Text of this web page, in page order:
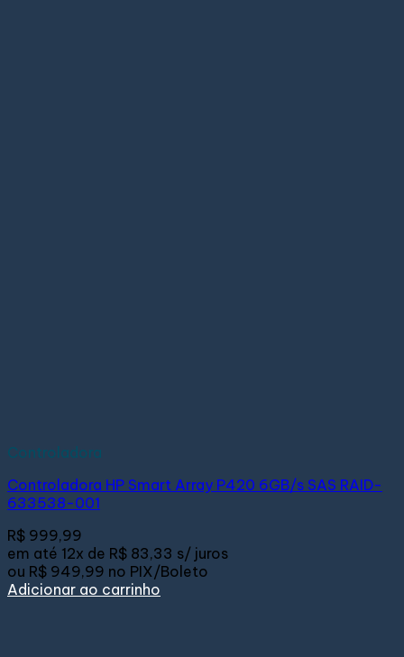
Controladora
Controladora HP Smart Array P420 6GB/s SAS RAID-
633538-001
R$ 999,99
em até 12x de R$ 83,33 s/ juros
ou R$ 949,99 no PIX/Boleto
Adicionar ao carrinho